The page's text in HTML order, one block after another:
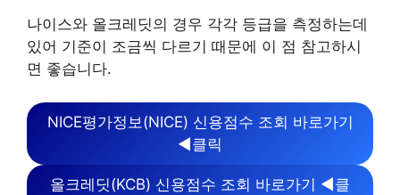
나이스와 올크레딧의 경우 각각 등급을 측정하는데
있어 기준이 조금씩 다르기 때문에 이 점 참고하시
면 좋습니다.
NICE평가정보(NICE) 신용점수 조회 바로가기
◀클릭
올크레딧(KCB) 신용점수 조회 바로가기 ◀클